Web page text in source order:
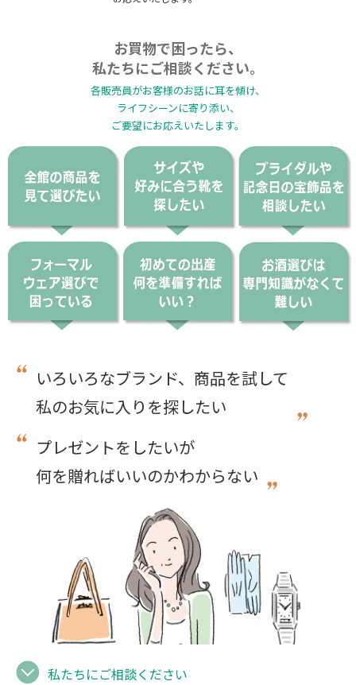
お買物で困ったら、
私たちにご相談ください。
各販売員がお客様のお話に耳を傾け、
ライフシーンに寄り添い、
ご要望にお応えいたします。
いろいろなブランド、商品を試して
私のお気に入りを探したい
プレゼントをしたいが
何を贈ればいいのかわからない
私たちにご相談ください